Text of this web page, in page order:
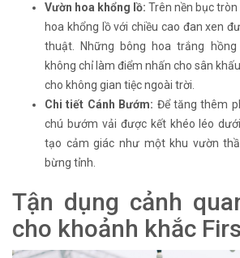
Vườn hoa khổng lồ: Trên nền bục
hoa khổng lồ với chiều cao đan xen
thuật. Những bông hoa trắng
không chỉ làm điểm nhấn cho sân
cho không gian tiệc ngoài trời.
Chi tiết Cánh Bướm: Để tăng thêm
chú bướm vải được kết khéo léo
tạo cảm giác như một khu vườn
bừng tỉnh.
Tận dụng cảnh
cho khoảnh khắc